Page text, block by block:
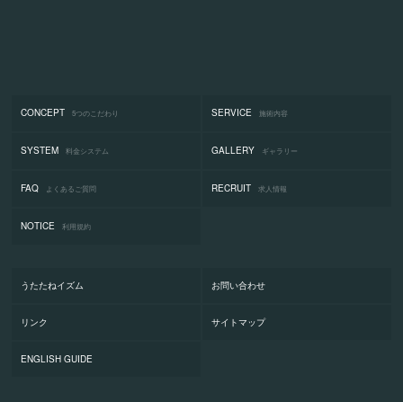
CONCEPT 5つのこだわり SERVICE 施術内容
SYSTEM 料金システム GALLERY ギャラリー
FAQ よくあるご質問 RECRUIT 求人情報
NOTICE 利用規約
うたたねイズム お問い合わせ
リンク サイトマップ
ENGLISH GUIDE